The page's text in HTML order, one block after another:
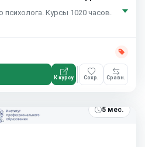
психолога. Курсы 1020 часов.
К курсу Сохр. Сравн.
5 мес.